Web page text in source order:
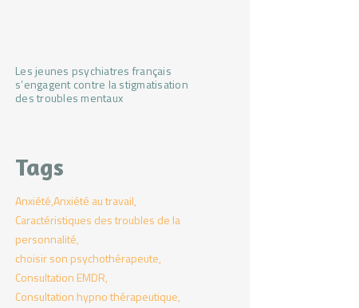
Les jeunes psychiatres français
s’engagent contre la stigmatisation
des troubles mentaux
Tags
AnxiétéAnxiété au travail
Caractéristiques des troubles de la
personnalité
choisir son psychothérapeute
Consultation EMDR
Consultation hypno thérapeutique